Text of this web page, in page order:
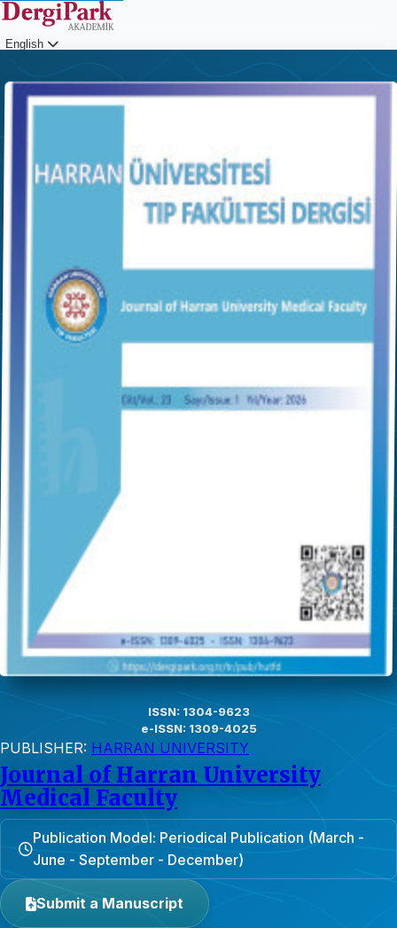
English
ISSN: 1304-9623
e-ISSN: 1309-4025
PUBLISHER: HARRAN UNIVERSITY
Journal of Harran University
Medical Faculty
Publication Model: Periodical Publication (March -
June - September - December)
Submit a Manuscript